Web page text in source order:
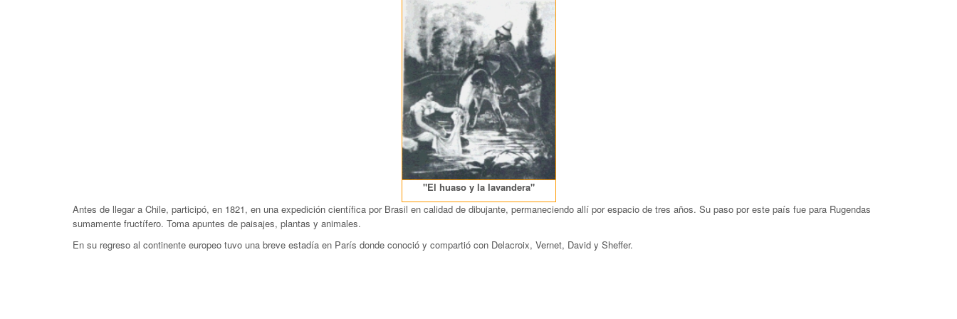
"El huaso y la lavandera"
Antes de llegar a Chile, participó, en 1821, en una expedición científica por Brasil en calidad de dibujante, permaneciendo allí por espacio de tres años. Su paso por este país fue para Rugendas
sumamente fructífero. Toma apuntes de paisajes, plantas y animales.
En su regreso al continente europeo tuvo una breve estadía en París donde conoció y compartió con Delacroix, Vernet, David y Sheffer.